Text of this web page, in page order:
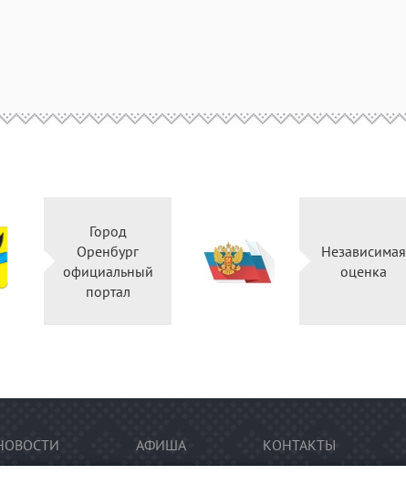
Город
Оренбург
официальный
портал
Независимая
оценка
АФИША КОНТАКТЫ